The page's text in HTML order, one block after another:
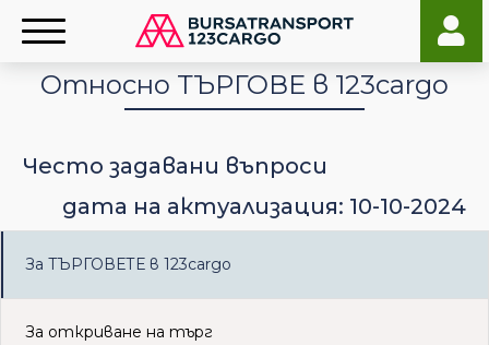
Относно ТЪРГОВЕ в 123cargo
Често задавани въпроси
дата на актуализация: 10-10-2024
За ТЪРГОВЕТЕ в 123cargo
За откриване на търг